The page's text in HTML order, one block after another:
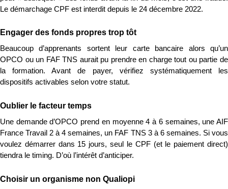
Le démarchage CPF est interdit depuis le 24 décembre 2022.
Engager des fonds propres trop tôt
Beaucoup d’apprenants sortent leur carte bancaire alors qu’un
OPCO ou un FAF TNS aurait pu prendre en charge tout ou partie de
la formation. Avant de payer, vérifiez systématiquement les
dispositifs activables selon votre statut.
Oublier le facteur temps
Une demande d’OPCO prend en moyenne 4 à 6 semaines, une AIF
France Travail 2 à 4 semaines, un FAF TNS 3 à 6 semaines. Si vous
voulez démarrer dans 15 jours, seul le CPF (et le paiement direct)
tiendra le timing. D’où l’intérêt d’anticiper.
Choisir un organisme non Qualiopi